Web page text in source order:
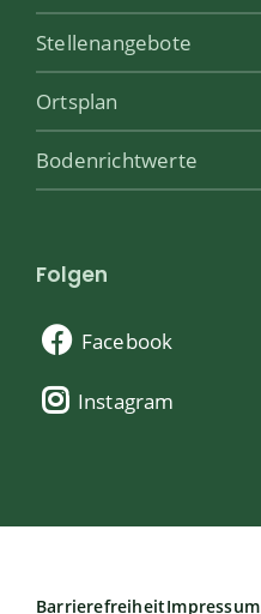
Stellenangebote
Ortsplan
Bodenrichtwerte
Folgen
Facebook
Instagram
BarrierefreiheitImpressum